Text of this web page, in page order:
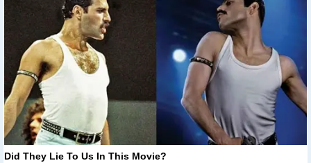
Did They Lie To Us In This Movie?